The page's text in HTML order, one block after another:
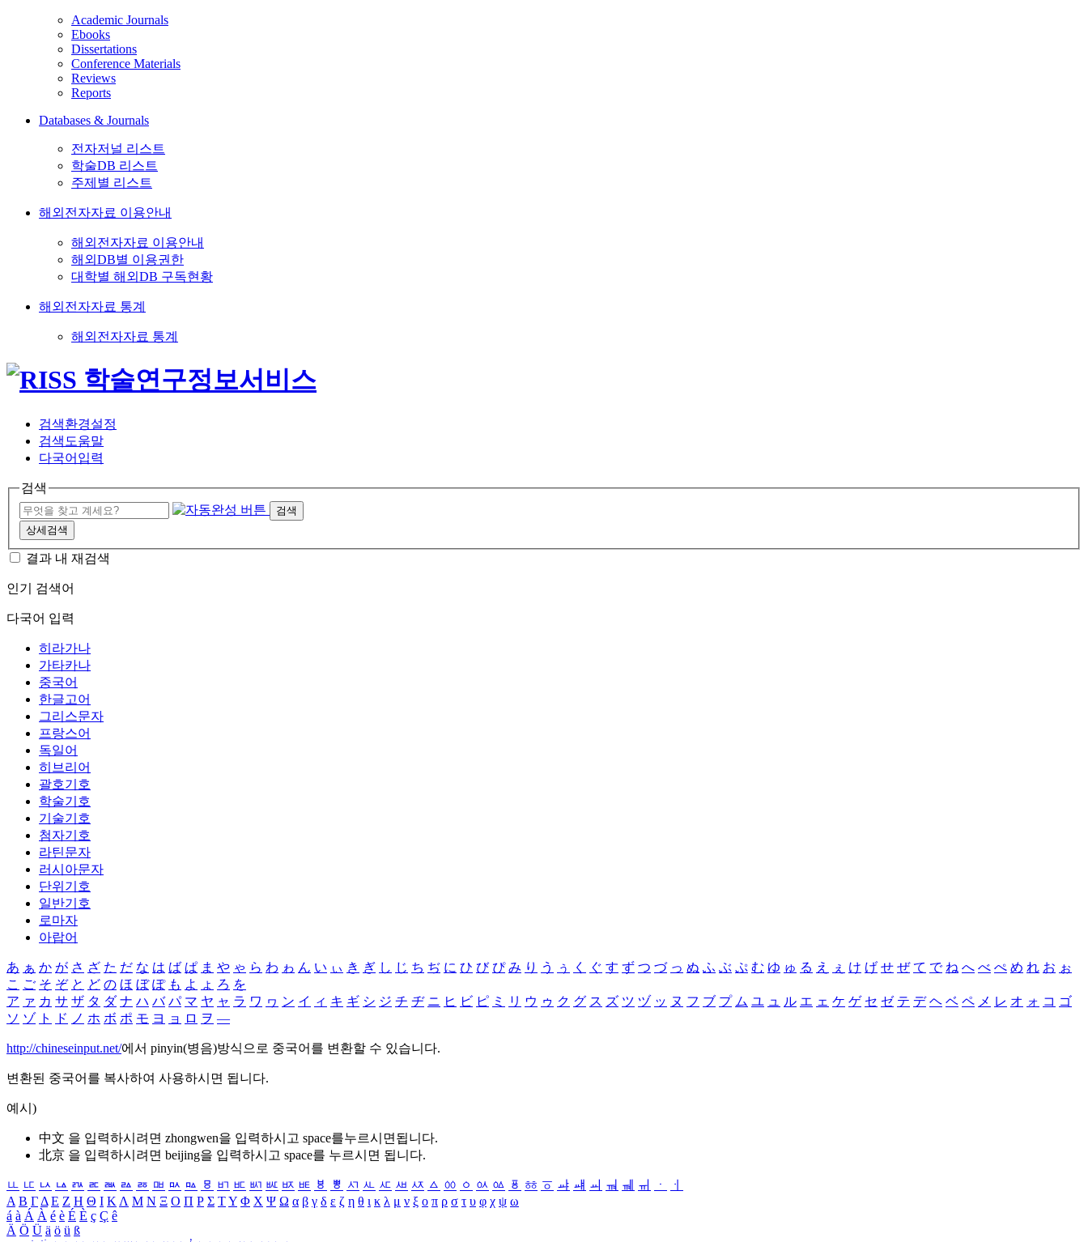
Academic Journals
Ebooks
Dissertations
Conference Materials
Reviews
Reports
Databases & Journals
전자저널 리스트
학술DB 리스트
주제별 리스트
해외전자자료 이용안내
해외전자자료 이용안내
해외DB별 이용권한
대학별 해외DB 구독현황
해외전자자료 통계
해외전자자료 통계
검색환경설정
검색도움말
다국어입력
검색
검색
상세검색
결과 내 재검색
인기 검색어
다국어 입력
히라가나
가타카나
중국어
한글고어
그리스문자
프랑스어
독일어
히브리어
괄호기호
학술기호
기술기호
첨자기호
라틴문자
러시아문자
단위기호
일반기호
로마자
아랍어
あ ぁ か が さ ざ た だ な は ば ぱ ま や ゃ ら わ ゎ ん い ぃ き ぎ し じ ち ぢ に ひ び ぴ み り う ぅ く ぐ す ず つ づ っ ぬ ふ ぶ ぷ む ゆ ゅ る え ぇ け げ せ ぜ て で ね へ べ ぺ め れ お ぉ
こ ご そ ぞ と ど の ほ ぼ ぽ も よ ょ ろ を
ア ァ カ サ ザ タ ダ ナ ハ バ パ マ ヤ ャ ラ ワ ヮ ン イ ィ キ ギ シ ジ チ ヂ ニ ヒ ビ ピ ミ リ ウ ゥ ク グ ス ズ ツ ヅ ッ ヌ フ ブ プ ム ユ ュ ル エ ェ ケ ゲ セ ゼ テ デ ヘ ベ ペ メ レ オ ォ コ ゴ
ソ ゾ ト ド ノ ホ ボ ポ モ ヨ ョ ロ ヲ ―
http://chineseinput.net/에서 pinyin(병음)방식으로 중국어를 변환할 수 있습니다.
변환된 중국어를 복사하여 사용하시면 됩니다.
예시)
中文 을 입력하시려면 zhongwen을 입력하시고 space를누르시면됩니다.
北京 을 입력하시려면 beijing을 입력하시고 space를 누르시면 됩니다.
ㅥ ㅦ ㅧ ㅨ ㅩ ㅪ ㅫ ㅬ ㅭ ㅮ ㅯ ㅰ ㅱ ㅲ ㅳ ㅴ ㅵ ㅶ ㅷ ㅸ ㅹ ㅺ ㅻ ㅼ ㅽ ㅾ ㅿ ㆀ ㆁ ㆂ ㆃ ㆄ ㆅ ㆆ ㆇ ㆈ ㆉ ㆊ ㆋ ㆌ ㆍ
ㆎ
Α Β ΓΔ Ε Ζ Η Θ Ι ΚΛ Μ Ν Ξ Ο Π Ρ Σ ΤΥ Φ Χ Ψ Ω α β γ δ ε ζ η θ ι κ λ μ ν ξ ο π ρ σ τ υ φ χ ψ ω
á à Á À é è É È ç Ç ê
Ä Ö Ü ä ö ü ß